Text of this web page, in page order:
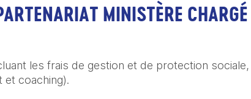
MINISTÈRE
les frais de gestion et de protection
et coaching).